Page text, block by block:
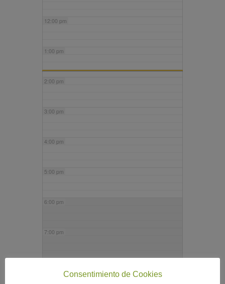
12:00 pm
1:00 pm
2:00 pm
3:00 pm
4:00 pm
5:00 pm
6:00 pm
7:00 pm
Consentimiento de Cookies